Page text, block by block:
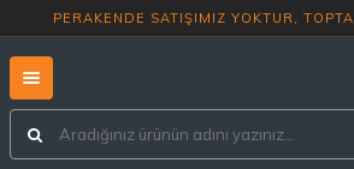
PERAKENDE